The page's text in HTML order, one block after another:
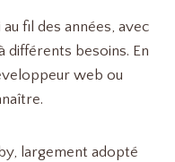
au fil des années, avec
différents besoins. En
web ou
largement adopté